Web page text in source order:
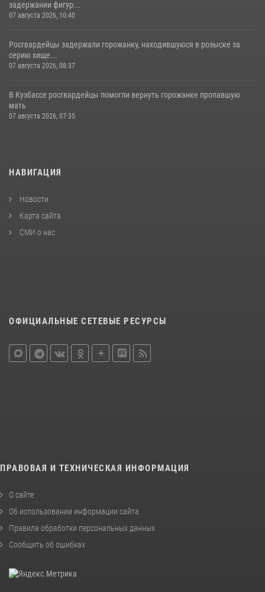
задержании фигур...
07 августа 2026, 10:40
Росгвардейцы задержали горожанку, находившуюся в розыске за
серию хище...
07 августа 2026, 08:37
В Кузбассе росгвардейцы помогли вернуть горожанке пропавшую
мать
07 августа 2026, 07:35
НАВИГАЦИЯ
Новости
Карта сайта
СМИ о нас
ОФИЦИАЛЬНЫЕ СЕТЕВЫЕ РЕСУРСЫ
ПРАВОВАЯ И ТЕХНИЧЕСКАЯ ИНФОРМАЦИЯ
О сайте
Об использовании информации сайта
Правила обработки персональных данных
Сообщить об ошибках